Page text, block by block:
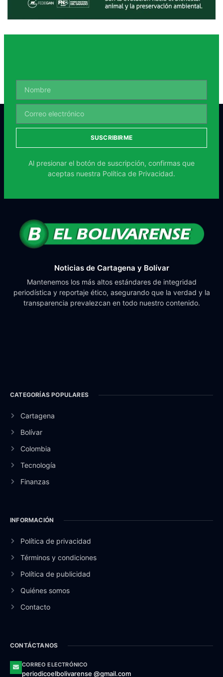
SUSCRIBIRME
Al presionar el botón de suscripción, confirmas que
aceptas nuestra Política de Privacidad.
Noticias de Cartagena y Bolívar
Mantenemos los más altos estándares de integridad
periodística y reportaje ético, asegurando que la verdad y la
transparencia prevalezcan en todo nuestro contenido.
CATEGORÍAS POPULARES
Cartagena
Bolívar
Colombia
Tecnología
Finanzas
INFORMACIÓN
Política de privacidad
Términos y condiciones
Política de publicidad
Quiénes somos
Contacto
CONTÁCTANOS
CORREO ELECTRÓNICO
periodicoelbolivarense @gmail.com